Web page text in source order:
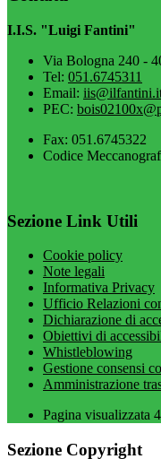
I.I.S. "Luigi Fantini"
Via Bologna 240 -
Tel: 051.6745311
Email:
PEC:
Fax: 051.6745322
Codice
Sezione Link Utili
Cookie policy
Note legali
Informativa Privacy
Ufficio Relazioni
Dichiarazione di
Obiettivi di
Whistleblowing
Gestione consensi
Amministrazione
Pagina visualizzata
Sezione Copyright